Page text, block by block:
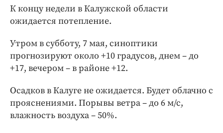
Блоги
Медиаперсона
Интересное чтиво
Клиника года
Бренд года
Работодатель года
К концу недели в Калужской области
ожидается потепление.
Утром в субботу, 7 мая, синоптики
прогнозируют около +10 градусов, днем – до
+17, вечером – в районе +12.
Осадков в Калуге не ожидается. Будет облачно с
прояснениями. Порывы ветра – до 6 м/с,
влажность воздуха – 50%.